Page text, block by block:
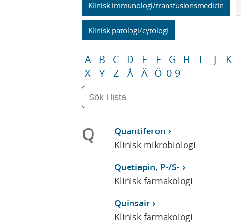
Klinisk immunologi/transfusionsmedicin
Klinisk patologi/cytologi
A B C D E F G H I J K
X
Y Z Å Ä Ö 0-9
Q
Quantiferon
Klinisk mikrobiologi
Quetiapin, P-/S-
Klinisk farmakologi
Quinsair
Klinisk farmakologi